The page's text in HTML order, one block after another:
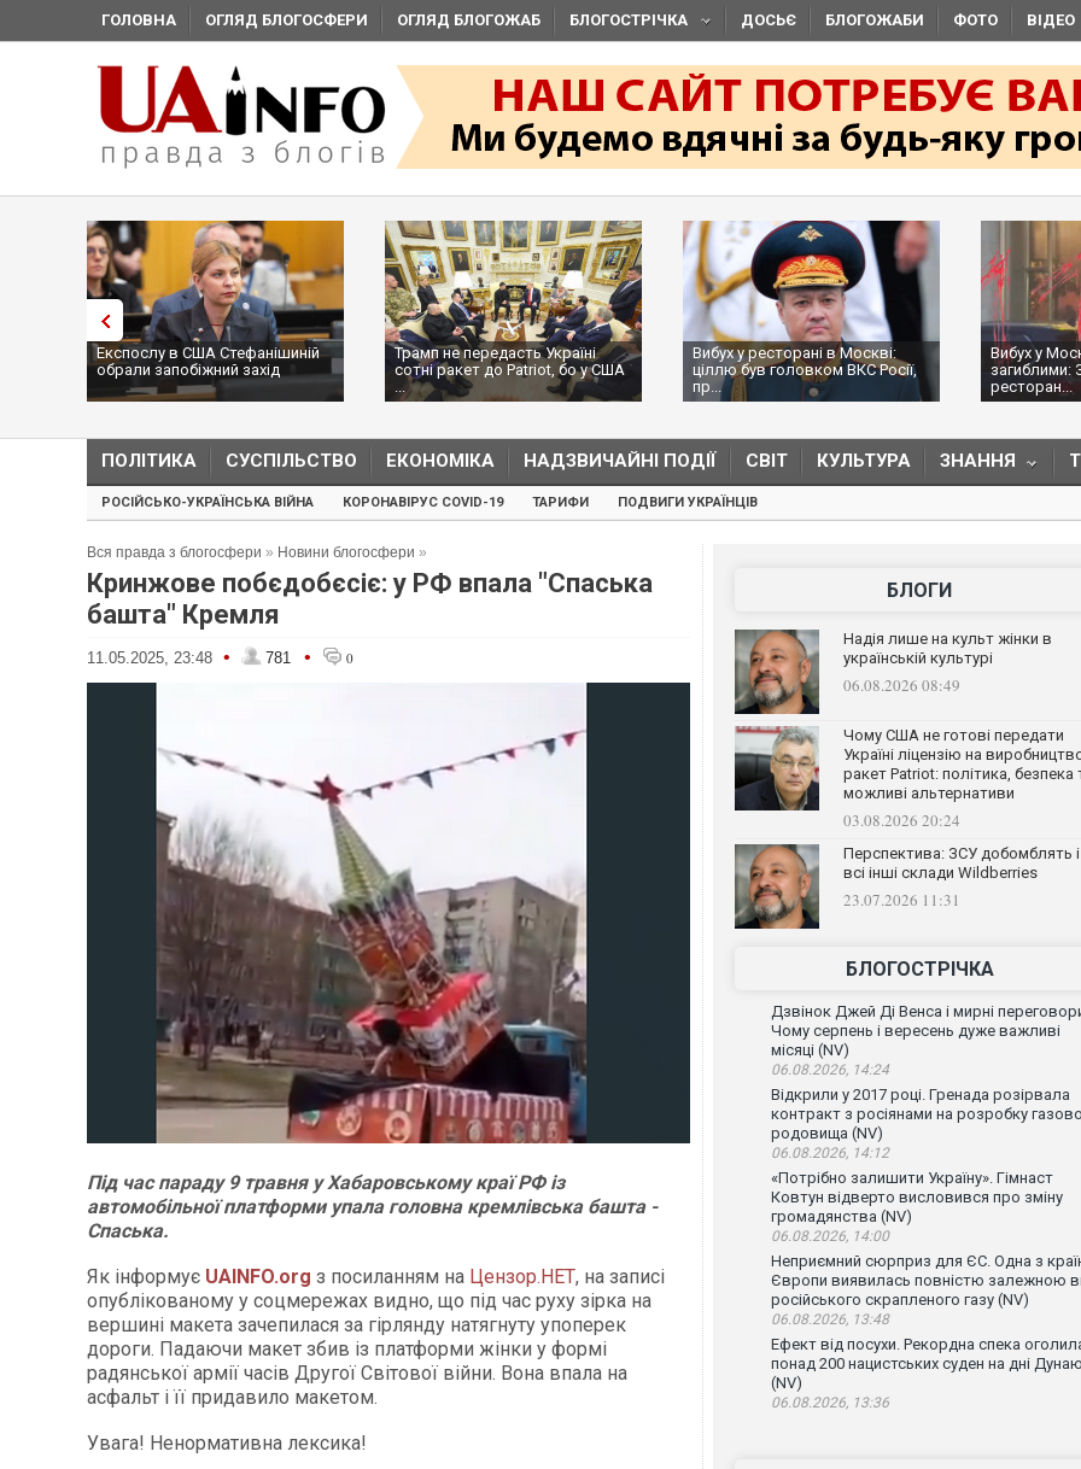
ГОЛОВНА ОГЛЯД БЛОГОСФЕРИ ОГЛЯД БЛОГОЖАБ БЛОГОСТРІЧКА ДОСЬЄ БЛОГОЖАБИ ФОТО ВІДЕО
Експослу в США Стефанішиній
обрали запобіжний захід
Трамп не передасть Україні
сотні ракет до Patriot, бо у США
...
Вибух у ресторані в Москві:
ціллю був головком ВКС Росії,
пр...
Вибух у
загиблими:
ресторан...
ПОЛІТИКА СУСПІЛЬСТВО ЕКОНОМІКА НАДЗВИЧАЙНІ ПОДІЇ СВІТ КУЛЬТУРА ЗНАННЯ
РОСІЙСЬКО-УКРАЇНСЬКА ВІЙНА КОРОНАВІРУС COVID-19 ТАРИФИ ПОДВИГИ УКРАЇНЦІВ
Вся правда з блогосфери » Новини блогосфери »
Кринжове побєдобєсіє: у РФ впала "Спаська
башта" Кремля
11.05.2025, 23:48 • 781 • 0
Під час параду 9 травня у Хабаровському краї РФ із
автомобільної платформи упала головна кремлівська башта -
Спаська.
Як інформує UAINFO.org з посиланням на Цензор.НЕТ, на записі
опублікованому у соцмережах видно, що під час руху зірка на
вершині макета зачепилася за гірлянду натягнуту упоперек
дороги. Падаючи макет збив із платформи жінки у формі
радянської армії часів Другої Світової війни. Вона впала на
асфальт і її придавило макетом.
Увага! Ненормативна лексика!
БЛОГИ
Надія лише на культ жінки в
українській культурі
06.08.2026 08:49
Чому США не готові передати
Україні ліцензію на
ракет Patriot: політика, безпека
можливі альтернативи
03.08.2026 20:24
Перспектива: ЗСУ добомблять і
всі інші склади Wildberries
23.07.2026 11:31
БЛОГОСТРІЧКА
Дзвінок Джей Ді Венса і мирні
Чому серпень і вересень дуже важливі
місяці (NV)
06.08.2026, 14:24
Відкрили у 2017 році. Гренада розірвала
контракт з росіянами на розробку
родовища (NV)
06.08.2026, 14:12
«Потрібно залишити Україну». Гімнаст
Ковтун відверто висловився про зміну
громадянства (NV)
06.08.2026, 14:00
Неприємний сюрприз для ЄС. Одна з
Європи виявилась повністю залежною
російського скрапленого газу (NV)
06.08.2026, 13:48
Ефект від посухи. Рекордна спека
понад 200 нацистських суден на дні Дунаю
(NV)
06.08.2026, 13:36